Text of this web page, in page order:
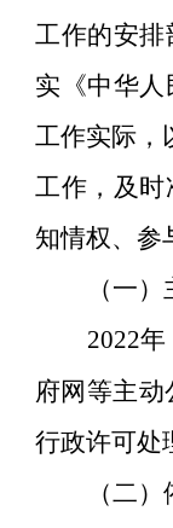
工作的安
实《中华
工作实际，
工作，及
知情权、参
（一
2022
府网等主动
行政许可处
（二